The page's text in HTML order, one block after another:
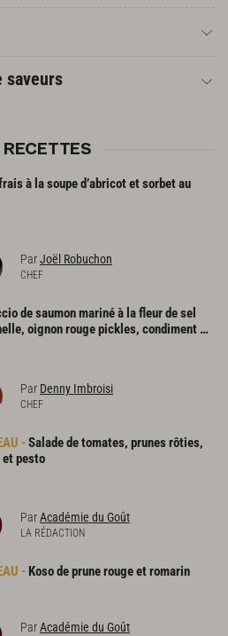
saveurs
RECETTES
à la soupe d’abricot et sorbet au
ParJoël Robuchon
CHEF
de saumon mariné à la fleur de sel
citronnelle, oignon rouge pickles, condiment mangue-curcuma
Par Denny Imbroisi
CHEF
Salade de tomates, prunes rôties,
pesto
ParAcadémie du Goût
LA RÉDACTION
Kosodeprunerougeetromarin
ParAcadémie du Goût